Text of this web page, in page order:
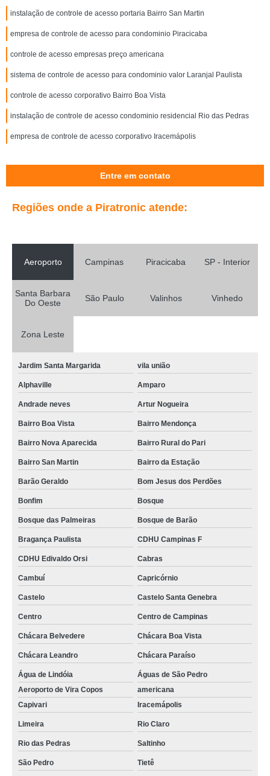
instalação de controle de acesso portaria Bairro San Martin
empresa de controle de acesso para condominio Piracicaba
controle de acesso empresas preço americana
sistema de controle de acesso para condominio valor Laranjal Paulista
controle de acesso corporativo Bairro Boa Vista
instalação de controle de acesso condominio residencial Rio das Pedras
empresa de controle de acesso corporativo Iracemápolis
Entre em contato
Regiões onde a Piratronic atende:
Aeroporto Campinas Piracicaba SP - Interior
Santa Barbara
Do Oeste
São Paulo Valinhos Vinhedo
Zona Leste
Jardim Santa Margarida vila união
Alphaville Amparo
Andrade neves Artur Nogueira
Bairro Boa Vista Bairro Mendonça
Bairro Nova Aparecida Bairro Rural do Pari
Bairro San Martin Bairro da Estação
Barão Geraldo Bom Jesus dos Perdões
Bonfim Bosque
Bosque das Palmeiras Bosque de Barão
Bragança Paulista CDHU Campinas F
CDHU Edivaldo Orsi Cabras
Cambuí Capricórnio
Castelo Castelo Santa Genebra
Centro Centro de Campinas
Chácara Belvedere Chácara Boa Vista
Chácara Leandro Chácara Paraíso
Água de Lindóia
Águas de São Pedro
Aeroporto de Vira Copos
americana
Capivari
Iracemápolis
Limeira Rio Claro
Rio das Pedras Saltinho
São Pedro Tietê